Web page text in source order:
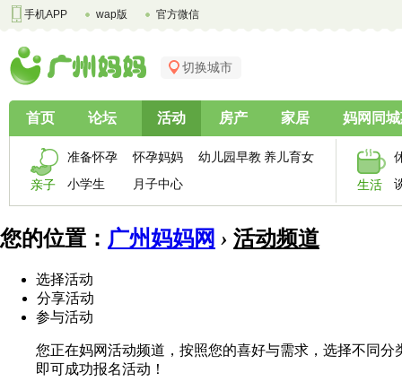
手机APP wap版 官方微信
切换城市
首页 论坛 活动 房产 家居 妈网同
亲子
准备怀孕 怀孕妈妈 幼儿园早教 养儿育女
小学生
月子中心 生活
您的位置： 广州妈妈网 › 活动频道
选择活动
分享活动
参与活动
您正在妈网活动频道，按照您的喜好与需求，选择不同
即可成功报名活动！